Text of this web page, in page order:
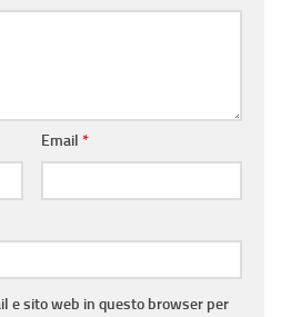
Email *
e sito web in questo browser per